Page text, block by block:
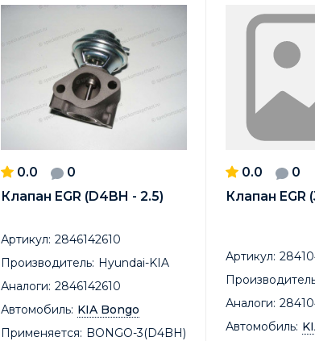
0.0
0
Клапан EGR (D4BH - 2.5)
Артикул: 2846142610
Производитель: Hyundai-KIA
Аналоги: 2846142610
Автомобиль: KIA Bongo
Применяется: BONGO-3(D4BH)
0.0
0
Клапан EGR
Артикул:
Аналоги:
Автомобиль: